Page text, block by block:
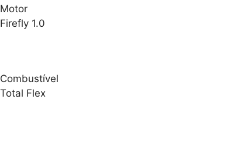
Motor
Firefly 1.0
Combustível
Total Flex